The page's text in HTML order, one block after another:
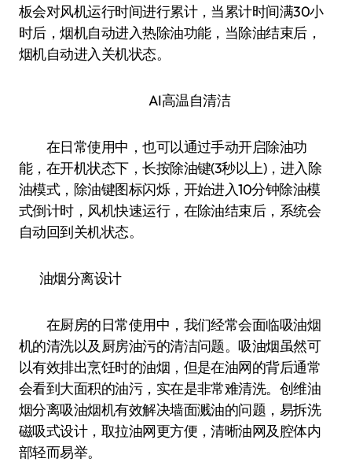
板会对风机运行时间进行累计，当累计时间满30小
时后，烟机自动进入热除油功能，当除油结束后，
烟机自动进入关机状态。
AI高温自清洁
在日常使用中，也可以通过手动开启除油功
能，在开机状态下，长按除油键(3秒以上)，进入除
油模式，除油键图标闪烁，开始进入10分钟除油模
式倒计时，风机快速运行，在除油结束后，系统会
自动回到关机状态。
油烟分离设计
在厨房的日常使用中，我们经常会面临吸油烟
机的清洗以及厨房油污的清洁问题。吸油烟虽然可
以有效排出烹饪时的油烟，但是在油网的背后通常
会看到大面积的油污，实在是非常难清洗。创维油
烟分离吸油烟机有效解决墙面溅油的问题，易拆洗
磁吸式设计，取拉油网更方便，清晰油网及腔体内
部轻而易举。